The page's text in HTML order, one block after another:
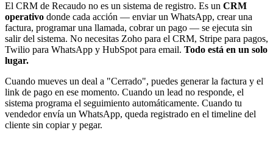
El CRM de Recaudo no es un sistema de registro. Es un CRM
operativo donde cada acción — enviar un WhatsApp, crear una
factura, programar una llamada, cobrar un pago — se ejecuta sin
salir del sistema. No necesitas Zoho para el CRM, Stripe para pagos,
Twilio para WhatsApp y HubSpot para email. Todo está en un solo
lugar.
Cuando mueves un deal a "Cerrado", puedes generar la factura y el
link de pago en ese momento. Cuando un lead no responde, el
sistema programa el seguimiento automáticamente. Cuando tu
vendedor envía un WhatsApp, queda registrado en el timeline del
cliente sin copiar y pegar.